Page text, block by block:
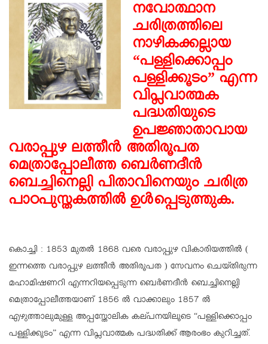
നവോത്ഥാന
ചരിത്രത്തിലെ
നാഴികക്കല്ലായ
“പള്ളിക്കൊപ്പം
പള്ളിക്കൂടം” എന്ന
വിപ്ലവാത്മക
പദ്ധതിയുടെ
ഉപജ്ഞാതാവായ
വരാപ്പുഴ ലത്തീൻ അതിരൂപത
മെത്രാപ്പോലീത്ത ബെർണദീൻ
ബെച്ചിനെല്ലി പിതാവിനെയും ചരിത്ര
പാഠപുസ്തകത്തിൽ ഉൾപ്പെടുത്തുക.
കൊച്ചി : 1853 മുതൽ 1868 വരെ വരാപ്പുഴ വികാരിയത്തിൽ (
ഇന്നത്തെ വരാപ്പുഴ ലത്തീൻ അതിരൂപത ) സേവനം ചെയ്‌തിരുന്ന
മഹാമിഷണറി എന്നറിയപ്പെടുന്ന ബെർണദീൻ ബെച്ചിനെല്ലി
മെത്രാപ്പോലീത്തയാണ് 1856 ൽ വാക്കാലും 1857 ൽ
എഴുത്താലുമുള്ള അപ്പസ്തോലിക കല്പനയിലൂടെ “പള്ളിക്കൊപ്പം
പള്ളിക്കൂടം” എന്ന വിപ്ലവാത്മക പദ്ധതിക്ക് ആരംഭം കുറിച്ചത്.